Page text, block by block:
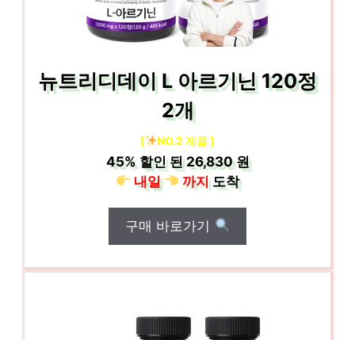
뉴트리디데이 L 아르기닌 120정
2개
[ NO.2 제품 ]
45%할인 된26,830 원
내일
까지도착
구매 바로가기